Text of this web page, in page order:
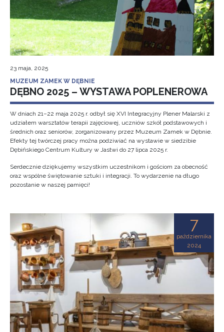
23 maja, 2025
MUZEUM ZAMEK W DĘBNIE
DĘBNO 2025 – WYSTAWA POPLENEROWA
W dniach 21–22 maja 2025 r. odbył się XVI Integracyjny Plener Malarski z
udziałem warsztatów terapii zajęciowej, uczniów szkół podstawowych i
średnich oraz seniorów, zorganizowany przez Muzeum Zamek w Dębnie.
Efekty tej twórczej pracy można podziwiać na wystawie w siedzibie
Dębińskiego Centrum Kultury w Jastwi do 27 lipca 2025 r.
Serdecznie dziękujemy wszystkim uczestnikom i gościom za obecność
oraz wspólne świętowanie sztuki i integracji. To wydarzenie na długo
pozostanie w naszej pamięci!
7
października
2024